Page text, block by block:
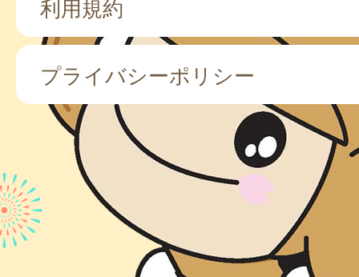
利用規約
プライバシーポリシー